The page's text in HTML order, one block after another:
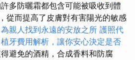
多防曬霜都包含可能被吸收到體
從而提高了皮膚對有害陽光的敏感
親人找到永遠的安放之所 護照代
植牙費用解析，讓你安心決定是否
避免的酒精，合成香料和防腐